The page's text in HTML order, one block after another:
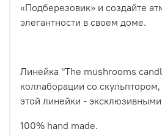
«Подберезовик» и создайте
элегантности в своем доме.
Линейка "The mushrooms
коллаборации со
этой линейки -
100% hand made.